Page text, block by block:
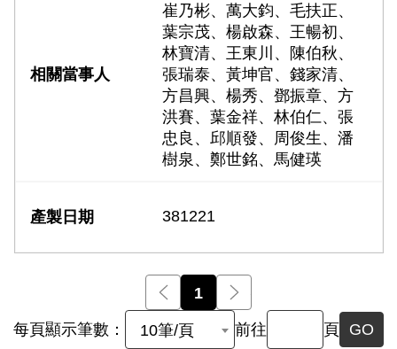
崔乃彬、萬大鈞、毛扶正、
葉宗茂、楊啟森、王暢初、
林寶清、王東川、陳伯秋、
張瑞泰、黃坤官、錢家清、
方昌興、楊秀、鄧振章、方
洪賽、葉金祥、林伯仁、張
忠良、邱順發、周俊生、潘
樹泉、鄭世銘、馬健瑛
381221
前一頁
1
每頁顯示筆數： 10筆/頁 前往 頁 GO